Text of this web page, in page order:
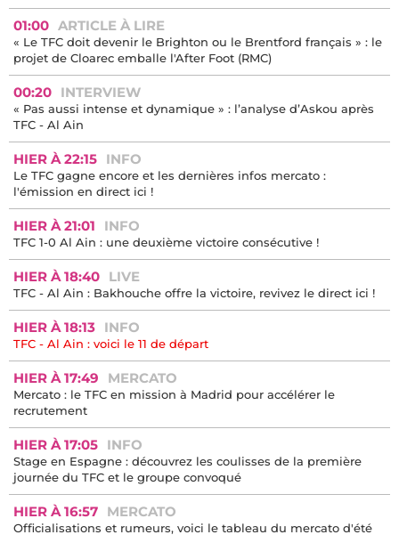
01:00 ARTICLE À LIRE
« Le TFC doit devenir le Brighton ou le Brentford français » : le
projet de Cloarec emballe l'After Foot (RMC)
00:20 INTERVIEW
« Pas aussi intense et dynamique » : l’analyse d’Askou après
TFC - Al Ain
HIER À 22:15 INFO
Le TFC gagne encore et les dernières infos mercato :
l'émission en direct ici !
HIER À 21:01 INFO
TFC 1-0 Al Ain : une deuxième victoire consécutive !
HIER À 18:40 LIVE
TFC - Al Ain : Bakhouche offre la victoire, revivez le direct ici !
HIER À 18:13 INFO
TFC - Al Ain : voici le 11 de départ
HIER À 17:49 MERCATO
Mercato : le TFC en mission à Madrid pour accélérer le
recrutement
HIER À 17:05 INFO
Stage en Espagne : découvrez les coulisses de la première
journée du TFC et le groupe convoqué
HIER À 16:57 MERCATO
Officialisations et rumeurs, voici le tableau du mercato d'été